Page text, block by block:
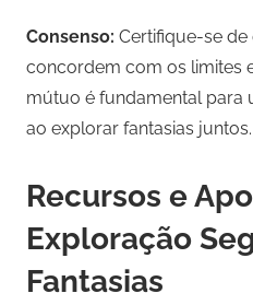
Consenso: Certifique-se
concordem com os limites
mútuo é fundamental para
ao explorar fantasias juntos.
Recursos e
Exploração
Fantasias